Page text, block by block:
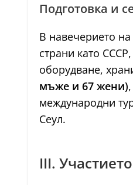
Подготовка и
В навечерието
страни като
оборудване,
мъже и 67 жени)
международни
Сеул.
III.